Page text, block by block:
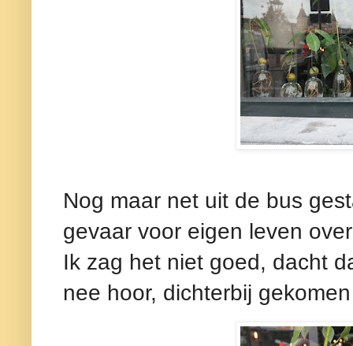
Nog maar net uit de bus
gevaar voor eigen leven
Ik zag het niet goed, dacht
nee hoor, dichterbij